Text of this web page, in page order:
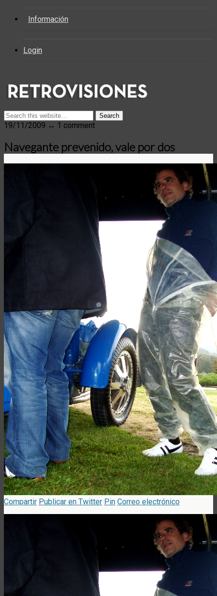
Información
Login
19/11/2009 ↔ 1 comment
Navegante prevenido, vale por dos
Compartir Publicar en Twitter Pin Correo electrónico